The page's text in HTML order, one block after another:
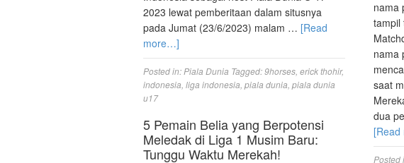
2023 lewat pemberitaan dalam situsnya
pada Jumat (23/6/2023) malam … [Read
more…]
Posted in: Piala Dunia Tagged:9horses erick thohir,
indonesia liga indonesia piala dunia piala dunia
u17
nama
tampil
nama
saat
dua
5 Pemain Belia yang Berpotensi
Meledak di Liga 1 Musim Baru:
Tunggu Waktu Merekah!